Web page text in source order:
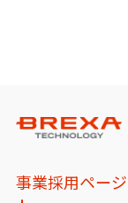
事業採用ペー